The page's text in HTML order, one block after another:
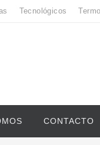
Tecnológicos
CONTACTO